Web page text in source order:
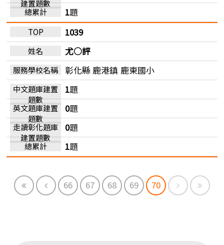
1題
1039
尤○評
彰化縣 鹿港鎮 鹿東國小
1題
0題
0題
1題
First Previous
66 67 68 69 70 Next End